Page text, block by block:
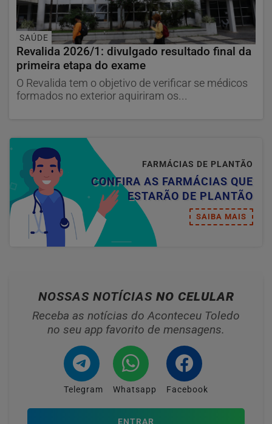
SAÚDE
Revalida 2026/1: divulgado resultado final da
primeira etapa do exame
O Revalida tem o objetivo de verificar se médicos
formados no exterior aquiriram os...
FARMÁCIAS DE PLANTÃO
CONFIRA AS FARMÁCIAS QUE
ESTARÃO DE PLANTÃO
SAIBA MAIS
NOSSAS NOTÍCIAS NO CELULAR
Receba as notícias do Aconteceu Toledo
no seu app favorito de mensagens.
Telegram Whatsapp Facebook
ENTRAR